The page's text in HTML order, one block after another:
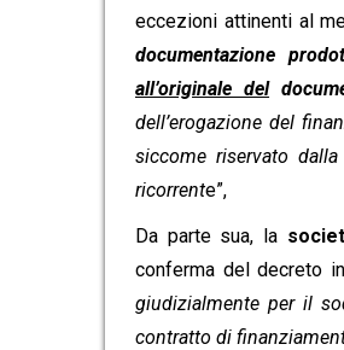
eccezioni attinenti al
documentazione
all’originale del
dell’erogazione del
siccome riservato
ricorrente”,
Da parte sua, la
conferma del decreto
giudizialmente per il
contratto di